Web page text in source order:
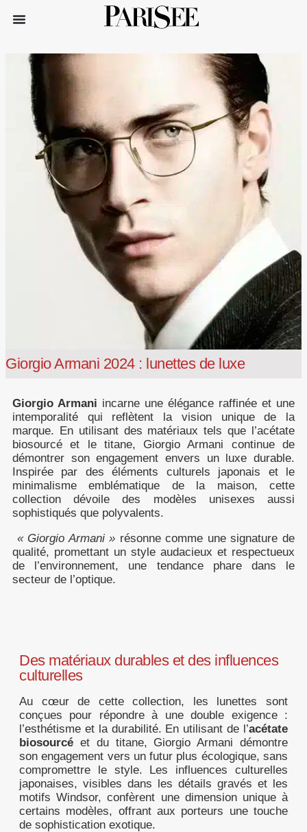
Giorgio Armani 2024 : lunettes de luxe
Giorgio Armani incarne une élégance raffinée et une
intemporalité qui reflètent la vision unique de la
marque. En utilisant des matériaux tels que l’acétate
biosourcé et le titane, Giorgio Armani continue de
démontrer son engagement envers un luxe durable.
Inspirée par des éléments culturels japonais et le
minimalisme emblématique de la maison, cette
collection dévoile des modèles unisexes aussi
sophistiqués que polyvalents.
« Giorgio Armani » résonne comme une signature de
qualité, promettant un style audacieux et respectueux
de l’environnement, une tendance phare dans le
secteur de l’optique.
Des matériaux durables et des influences
culturelles
Au cœur de cette collection, les lunettes sont
conçues pour répondre à une double exigence :
l’esthétisme et la durabilité. En utilisant de l’acétate
biosourcé et du titane, Giorgio Armani démontre
son engagement vers un futur plus écologique, sans
compromettre le style. Les influences culturelles
japonaises, visibles dans les détails gravés et les
motifs Windsor, confèrent une dimension unique à
certains modèles, offrant aux porteurs une touche
de sophistication exotique.